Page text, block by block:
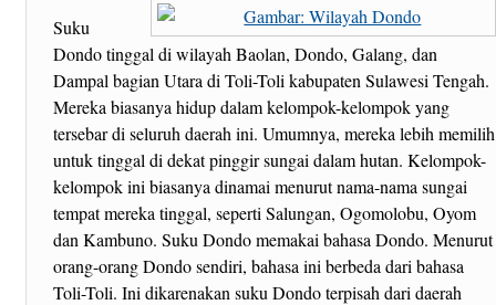
Suku
Dondo tinggal di wilayah Baolan, Dondo, Galang, dan
Dampal bagian Utara di Toli-Toli kabupaten Sulawesi Tengah.
Mereka biasanya hidup dalam kelompok-kelompok yang
tersebar di seluruh daerah ini. Umumnya, mereka lebih memilih
untuk tinggal di dekat pinggir sungai dalam hutan. Kelompok-
kelompok ini biasanya dinamai menurut nama-nama sungai
tempat mereka tinggal, seperti Salungan, Ogomolobu, Oyom
dan Kambuno. Suku Dondo memakai bahasa Dondo. Menurut
orang-orang Dondo sendiri, bahasa ini berbeda dari bahasa
Toli-Toli. Ini dikarenakan suku Dondo terpisah dari daerah